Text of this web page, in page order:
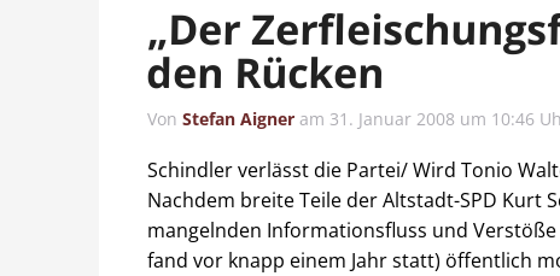
„Der
den Rücken
Von Stefan Aigner am 31. Januar 2008 um 10:46
Schindler verlässt die Partei/ Wird Tonio
Nachdem breite Teile der Altstadt-SPD Kurt
mangelnden Informationsfluss und
fand vor knapp einem Jahr statt) öffentlich